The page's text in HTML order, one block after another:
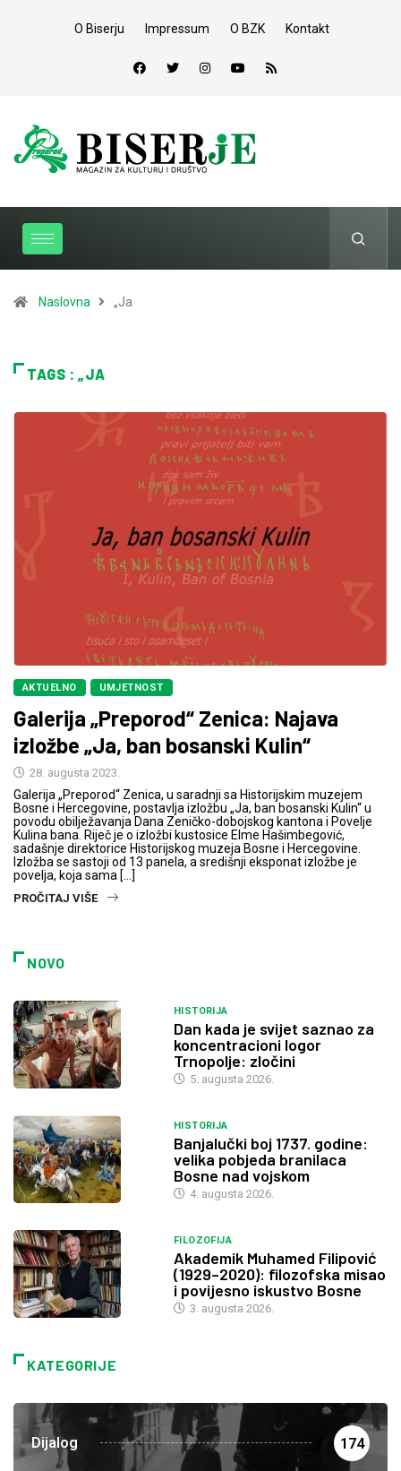
O Biserju Impressum O BZK Kontakt
Naslovna „Ja
TAGS : „JA
AKTUELNO UMJETNOST
Galerija „Preporod“ Zenica: Najava
izložbe „Ja, ban bosanski Kulin“
28. augusta 2023.
Galerija „Preporod“ Zenica, u saradnji sa Historijskim muzejem
Bosne i Hercegovine, postavlja izložbu „Ja, ban bosanski Kulin“ u
povodu obilježavanja Dana Zeničko-dobojskog kantona i Povelje
Kulina bana. Riječ je o izložbi kustosice Elme Hašimbegović,
sadašnje direktorice Historijskog muzeja Bosne i Hercegovine.
Izložba se sastoji od 13 panela, a središnji eksponat izložbe je
povelja, koja sama […]
PROČITAJ VIŠE
NOVO
HISTORIJA
Dan kada je svijet saznao za
koncentracioni logor
Trnopolje: zločini
5. augusta 2026.
HISTORIJA
Banjalučki boj 1737. godine:
velika pobjeda branilaca
Bosne nad vojskom
4. augusta 2026.
FILOZOFIJA
Akademik Muhamed Filipović
(1929–2020): filozofska misao
i povijesno iskustvo Bosne
3. augusta 2026.
KATEGORIJE
Dijalog 174